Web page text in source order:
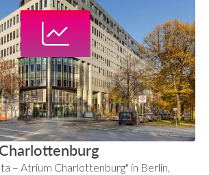
– Atrium Charlottenburg" in Berlin,